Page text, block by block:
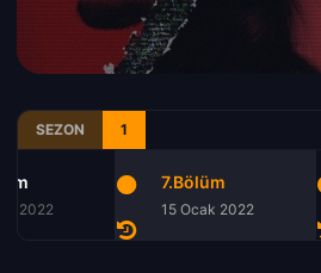
SEZON 1
2022
7.Bölüm
15 Ocak 2022